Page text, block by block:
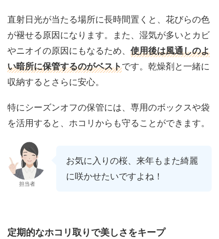
直射日光が当たる場所に長時間置くと、花びらの色
が褪せる原因になります。また、湿気が多いとカビ
やニオイの原因にもなるため、 使用後は風通しのよ
い暗所に保管するのがベストです。乾燥剤と一緒に
収納するとさらに安心。
特にシーズンオフの保管には、専用のボックスや袋
を活用すると、ホコリからも守ることができます。
担当者
お気に入りの桜、来年もまた綺麗
に咲かせたいですよね！
定期的なホコリ取りで美しさをキープ